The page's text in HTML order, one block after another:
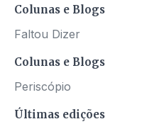
Colunas e Blogs
Faltou Dizer
Colunas e Blogs
Periscópio
Últimas edições